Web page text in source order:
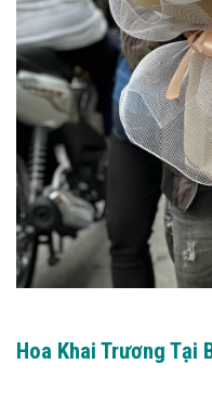
Hoa Khai Trương Tại